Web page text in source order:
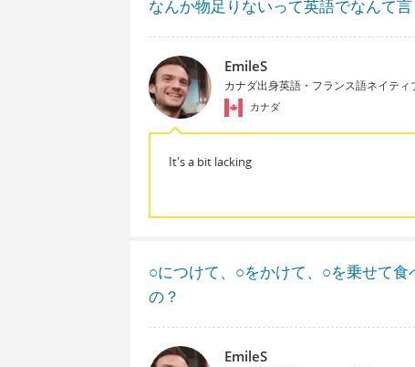
なんか物足りないって英語でなんて言
EmileS
カナダ出身英語・フランス語ネイティ
カナダ
It's a bit lacking
○につけて、○をかけて、○を乗せて食
の？
EmileS